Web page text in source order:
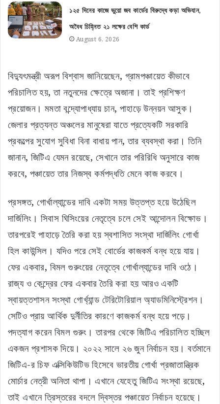
১২৫ দিনের কাজে ভুয়ো জব কার্ডের বিরুদ্ধে কড়া অভিযান,
অবৈধ চিহ্নিত ২১ লক্ষের বেশি কার্ড
August 6, 2026
বিদ্যুৎমন্ত্রী অরূপ বিশ্বাস জানিয়েছেন, গ্রামপঞ্চায়েত কীভাবে
পরিচালিত হয়, তা নতুনদের ক্ষেত্রে অজানা। তাই প্রশিক্ষণ
প্রয়োজন। মমতা বন্দ্যোপাধ্যায় চান, পাহাড়ে উন্নয়ন আসুক।
জেলার প্রত্যন্ত অঞ্চলের মানুষেরা যাতে প্রত্যেকটি সরকারি
প্রকল্পের সুযোগ সুবিধা বিনা বাধায় পান, তার ব্যবস্থা করা। তিনি
জানান, জিটিএ যেমন রয়েছে, সেখানে তার পরিরিধি অনুসারে কাজ
করবে, পঞ্চায়েত তার নিজস্ব কর্মপদ্ধতি মেনে কাজ করবে।
প্রসঙ্গত, গোর্খাল্যান্ডের দাবি একটা সময় উত্তপ্ত হয়ে উঠেছিল
দার্জিলিং। সিবাস ঘিসিংয়ের নেতৃত্বে চলে সেই আন্দোলন বিক্ষোভ।
তারপরেই পাহাড়ে তৈরি করা হয় স্বশাসিত সংস্থা দার্জিলিং গোর্খা
হিল কাউন্সিল। যদিও পরে সেই বোর্ডের কাজকর্ম বন্ধ হয়ে যায়।
ফের একবার, বিমল গুরুংয়ের নেতৃত্বে গোর্খাল্যান্ডের দাবি ওঠে।
রাজ্য ও কেন্দ্রের ফের একবার তৈরি করা হয় আরও একটি
স্বায়ত্তশাসন সংস্থা গোর্খ্যান্ড টেরিটোরিয়াল অ্যাডমিনিস্ট্রেশন।
সেটিও প্রায় আর্থিক দুর্নীতির কারণে কাজকর্ম বন্ধ হয়ে পড়ে।
পদত্যাগ করেন বিমল গুরুং। তারপর থেকে জিটিএ পরিচালিত হচ্ছিল
একজন প্রশাসক দিয়ে। ২০২২ সালে ২৬ জুন নির্বাচন হয়। বর্তমানে
জিটিএ-র চিফ এক্সিকিউটিভ হিসেবে ভারতীয় গোর্খা প্রজাতান্ত্রিক
মোর্চার নেত্রী অনিতা থাপা। এখানে যেহেতু জিটিএ সংস্থা রয়েছে,
তাই এখানে ত্রিস্তরের বদলে দ্বিস্তর পঞ্চায়েত নির্বাচন হয়েছে।